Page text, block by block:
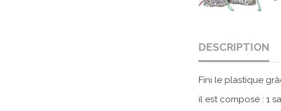
DESCRIPTION
Fini le plastique
il est composé : 1